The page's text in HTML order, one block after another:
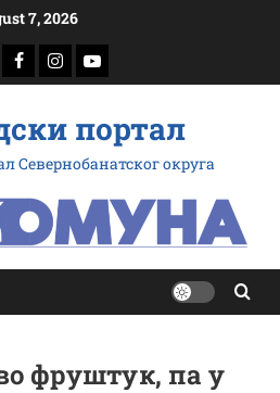
7, 2026
Фацебоок
Инстаграм
Yоутубе
портал
Севернобанатског округа
фруштук, па у